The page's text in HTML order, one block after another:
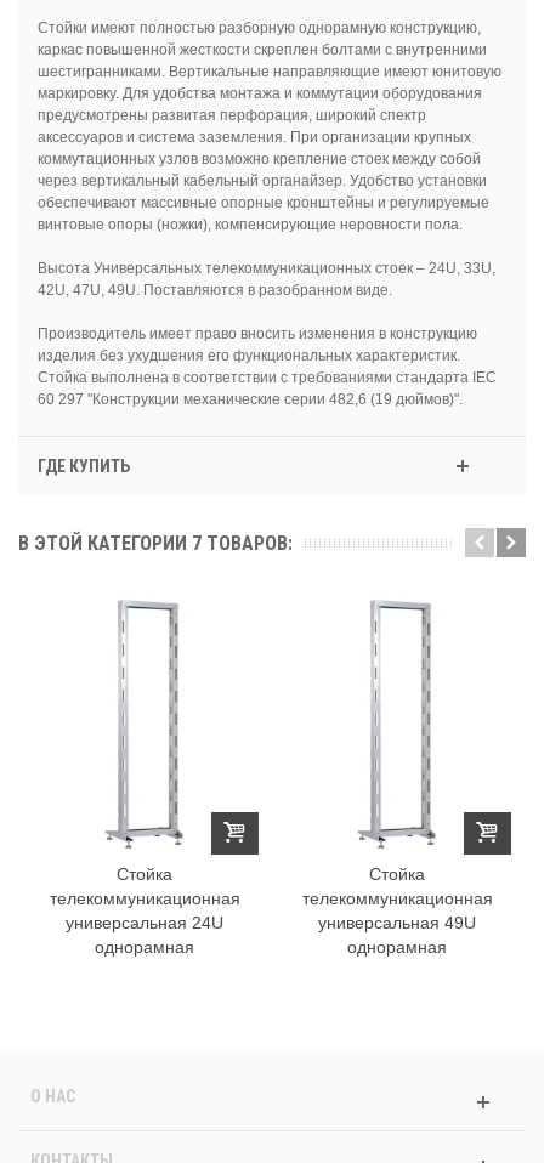
Стойки имеют полностью разборную однорамную конструкцию,
каркас повышенной жесткости скреплен болтами с внутренними
шестигранниками. Вертикальные направляющие имеют юнитовую
маркировку. Для удобства монтажа и коммутации оборудования
предусмотрены развитая перфорация, широкий спектр
аксессуаров и система заземления. При организации крупных
коммутационных узлов возможно крепление стоек между собой
через вертикальный кабельный органайзер. Удобство установки
обеспечивают массивные опорные кронштейны и регулируемые
винтовые опоры (ножки), компенсирующие неровности пола.
Высота Универсальных телекоммуникационных стоек – 24U, 33U,
42U, 47U, 49U. Поставляются в разобранном виде.
Производитель имеет право вносить изменения в конструкцию
изделия без ухудшения его функциональных характеристик.
Стойка выполнена в соответствии с требованиями стандарта IEC
60 297 "Конструкции механические серии 482,6 (19 дюймов)".
ГДЕ КУПИТЬ
В ЭТОЙ КАТЕГОРИИ 7 ТОВАРОВ:
Стойка
телекоммуникационная
универсальная 24U
однорамная
Стойка
телекоммуникационная
универсальная 49U
однорамная
О НАС